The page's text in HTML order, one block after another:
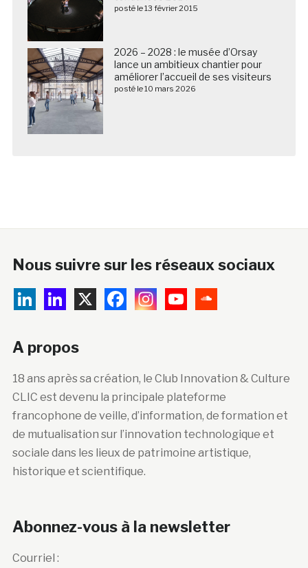
posté le 13 février 2015
2026 – 2028 : le musée d’Orsay
lance un ambitieux chantier pour
améliorer l’accueil de ses visiteurs
posté le 10 mars 2026
Nous suivre sur les réseaux sociaux
A propos
18 ans après sa création, le Club Innovation & Culture
CLIC est devenu la principale plateforme
francophone de veille, d’information, de formation et
de mutualisation sur l’innovation technologique et
sociale dans les lieux de patrimoine artistique,
historique et scientifique.
Abonnez-vous à la newsletter
Courriel :